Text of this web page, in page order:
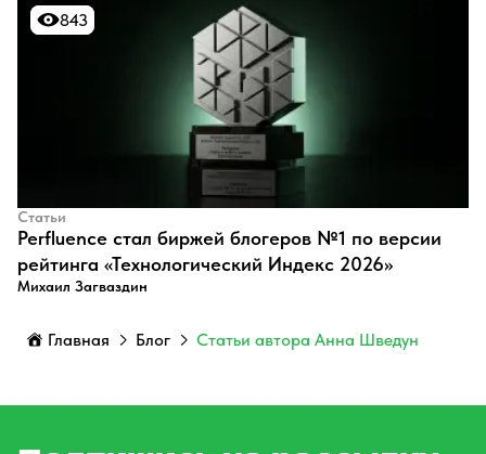
843
843
Статьи
Perfluence стал биржей блогеров №1 по версии
рейтинга «Технологический Индекс 2026»
Михаил Загваздин
Главная Блог Статьи автора Анна Шведун